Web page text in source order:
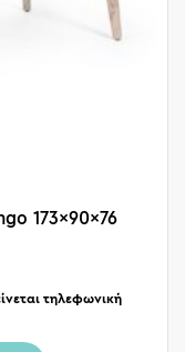
173x90x76
τηλεφωνική